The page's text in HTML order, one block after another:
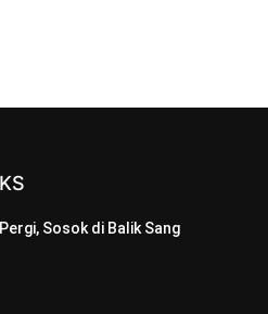
Sosok di Balik Sang